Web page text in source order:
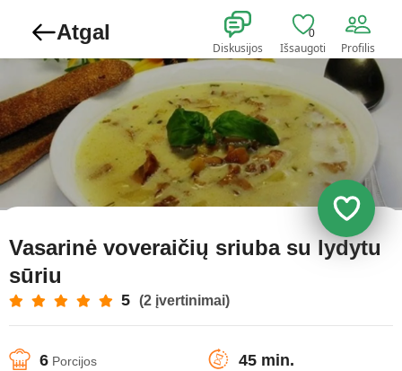
Atgal
Diskusijos
0
Išsaugoti Profilis
Vasarinė voveraičių sriuba su lydytu
sūriu
5 (2 įvertinimai)
6 Porcijos 45 min.